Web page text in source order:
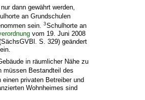
dann gewährt werden,
an Grundschulen
sein.3Schulhorte an
vom 19. Juni 2008
S. 329) geändert
in räumlicher Nähe zu
müssen Bestandteil des
einen privaten Betreiber und
Wohnheimes sind